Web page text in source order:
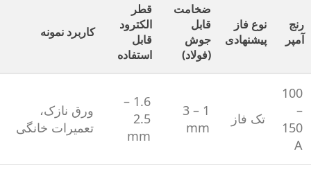
رنج
آمپر
نوع فاز
پیشنهادی
ضخامت
قابل
جوش
(فولاد)
قطر
الکترود
قابل
استفاده
کاربرد نمونه
100
–
150
A
تک فاز
1 – 3
mm
1.6 –
2.5
mm
ورق نازک،
تعمیرات خانگی